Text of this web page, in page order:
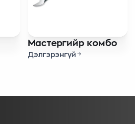
Мастергийр комбо
Дэлгэрэнгүй